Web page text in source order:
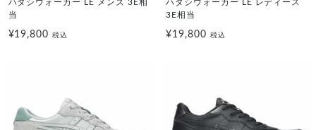
ハダシウォーカー LE メンズ 3E相
当
¥19,800税込
ハダシウォーカー LE レディース
3E相当
¥19,800 税込